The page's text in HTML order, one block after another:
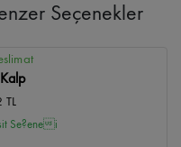
Seçenekler
TL
Se?enei